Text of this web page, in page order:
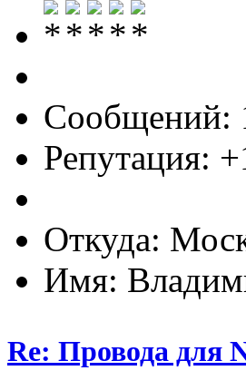
Сообщений:
Репутация:
Откуда:
Имя:
Re: Провода для